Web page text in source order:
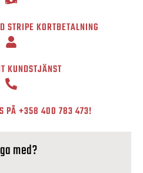
STRIPE KORTBETALNING
KUNDSTJÄNST
PÅ+358 400 783 473!
med?